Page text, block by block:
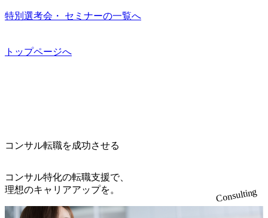
ング会社で、NRI、NTTDATAと同じく世界のFinTech Ranki
開発、運用保守と言った全工程を行う「一気通貫体制」が
特長 ビジネスへの深い理解を持つコンサルタントが集うXs
報 (https://www.xspear.co.jp/member/)一部抜粋 - 伊勢山 昇吾氏:
広いプロジェクトに従事 - 鈴木健仁氏：新卒でベイカレン
トに入社し最年少ディレクターを経てXspearに参画 - 梶田
威人氏：BCG出身。金融業界における戦略策定、DX戦略立
中 https://storage.googleapis.com/our-vision-production.appspot.co
on-production.appspot.com/public/images/20260224131052_2abe7
cb8-329e-4a45-a8f5-73d9728b2cd7_1200x486.webp https://storag
アドバイザーによる自身のキャリア構築をめざす「キャリ
スタイム制度を実施しており、月単位の決められた労働時
間の範囲内で、出社・退社の時刻を社員の自己裁量に委
ね、ワークライフバランスを図りながら効率的に働くこと
ができる 【休日】 土日祝休みの完全週休2日制 2025年度の
特別選考会・ セミナーの一覧へ
トップページへ
コンサル転職を成功させる
コンサル特化の転職支援で、
理想のキャリアアップを。
Consulting